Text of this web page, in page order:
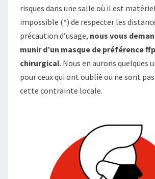
risques dans une salle où il est
impossible (*) de respecter les
précaution d’usage, nous vous
munir d’un masque de préférence
chirurgical. Nous en aurons quelques
pour ceux qui ont oublié ou ne sont
cette contrainte locale.